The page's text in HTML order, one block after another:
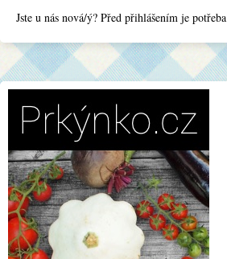
Jste u nás nová/ý? Před přihlášením je potřeba